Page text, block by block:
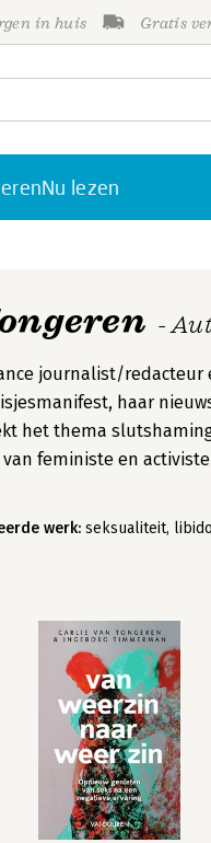
in huis Gratis
Nu lezen
-
journalist/redacteur
haar
het thema
feministe en
werk: seksualiteit,